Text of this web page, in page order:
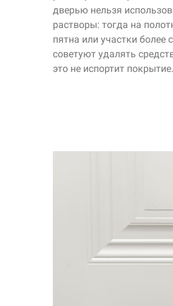
дверью нельзя
растворы: тогда на
пятна или участки более
советуют удалять
это не испортит покрытие.